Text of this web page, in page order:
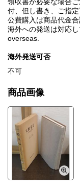
付、但し書き、ご指
公費購入は商品代金
海外への発送は対応
overseas.
海外発送可否
不可
商品画像